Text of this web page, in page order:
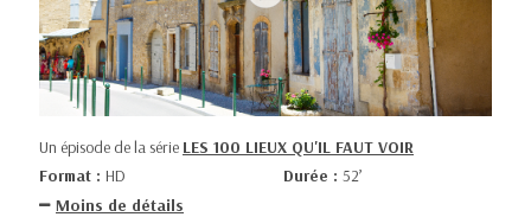
Un épisode de la série LES 100 LIEUX QU'IL FAUT VOIR
Format : HD Durée : 52’
Moins de détails